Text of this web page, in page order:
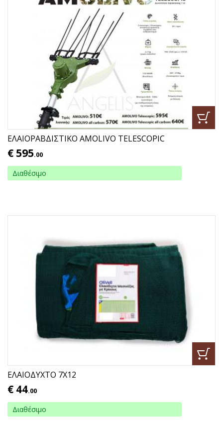
ΕΛΑΙΟΡΑΒΔΙΣΤΙΚΟ AMOLIVO TELESCOPIC
€ 595.00
Διαθέσιμο
ΕΛΑΙΟΔΥΧΤΟ 7Χ12
€ 44.00
Διαθέσιμο